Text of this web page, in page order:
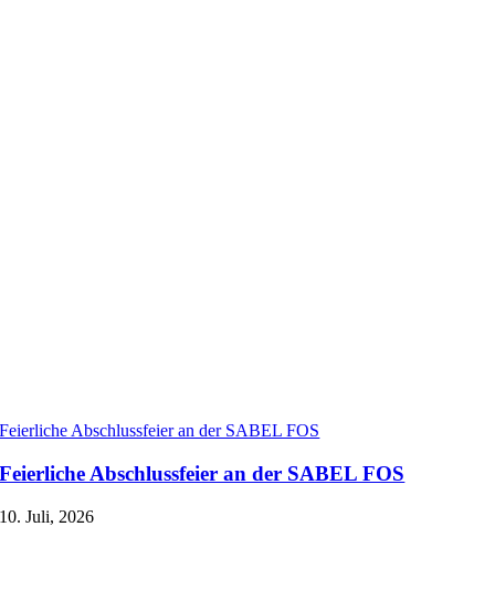
Feierliche Abschlussfeier an der SABEL FOS
Feierliche Abschlussfeier an der SABEL FOS
10. Juli, 2026